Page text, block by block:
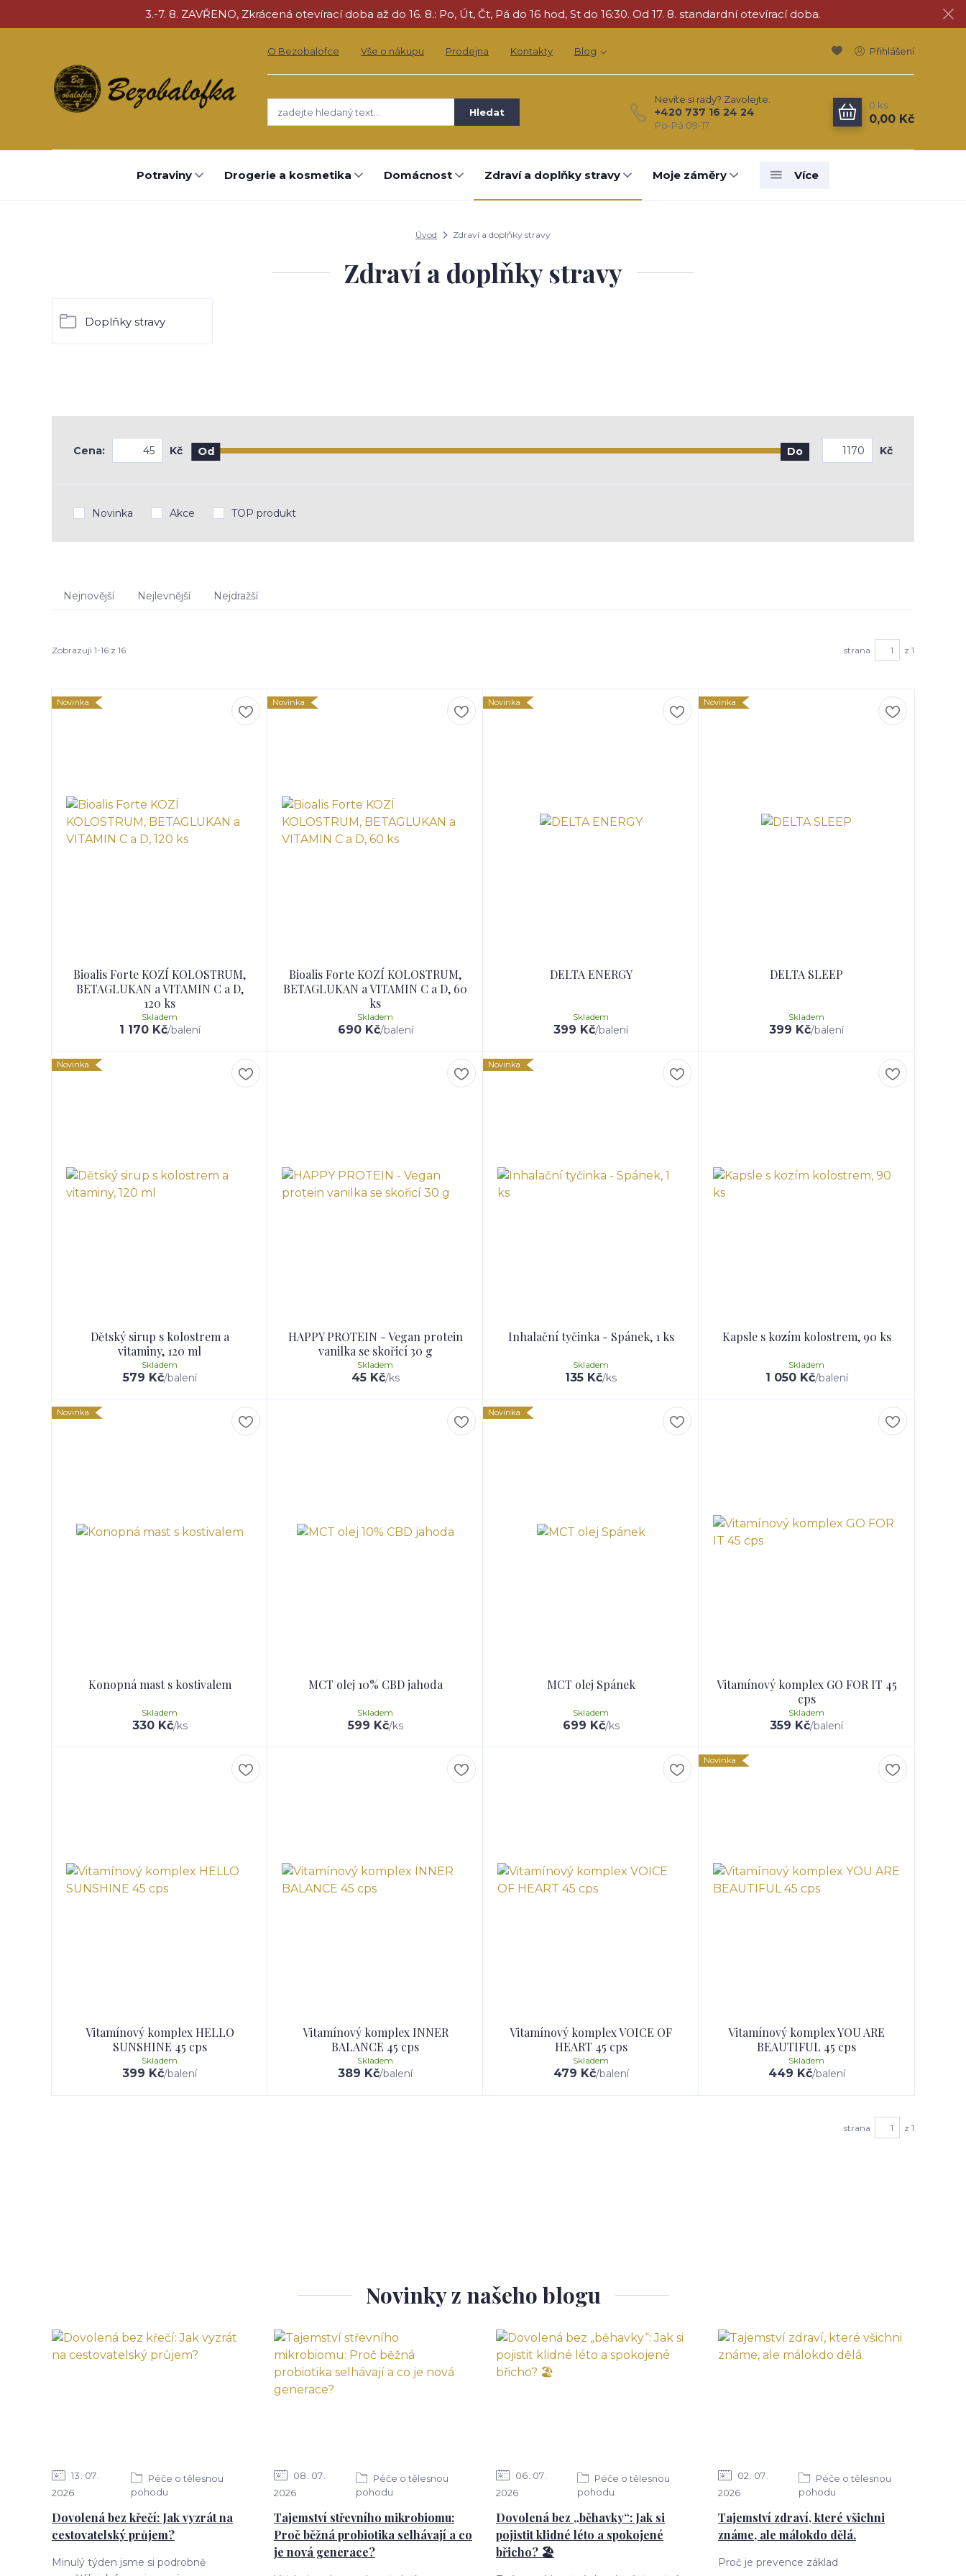
3.-7. 8. ZAVŘENO, Zkrácená otevírací doba až do 16. 8.: Po, Út, Čt, Pá do 16 hod, St do 16:30. Od 17. 8. standardní otevírací doba.
O Bezobalofce Vše o nákupu Prodejna Kontakty Blog Přihlášení
Hledat
Nevíte si rady? Zavolejte.
+420 737 16 24 24
Po-Pá 09-17
0 ks
0,00 Kč
Potraviny Drogerie a kosmetika Domácnost Zdraví a doplňky stravy Moje záměry Více
Úvod Zdraví a doplňky stravy
Zdraví a doplňky stravy
Doplňky stravy
Cena: Kč Od Do Kč
Novinka Akce TOP produkt
Nejnovější Nejlevnější Nejdražší
Zobrazuji 1-16 z 16 strana z 1
Novinka
Bioalis Forte KOZÍ KOLOSTRUM,
BETAGLUKAN a VITAMIN C a D,
120 ks
1 170 Kč/balení
Skladem
Novinka
Bioalis Forte KOZÍ KOLOSTRUM,
BETAGLUKAN a VITAMIN C a D, 60
ks
690 Kč/balení
Skladem
Novinka
DELTA ENERGY
399 Kč/balení
Skladem
Novinka
DELTA SLEEP
399 Kč/balení
Skladem
Novinka
Dětský sirup s kolostrem a
vitaminy, 120 ml
579 Kč/balení
Skladem
HAPPY PROTEIN - Vegan protein
vanilka se skořicí 30 g
45 Kč/ks
Skladem
Novinka
Inhalační tyčinka - Spánek, 1 ks
135 Kč/ks
Skladem
Kapsle s kozím kolostrem, 90 ks
1 050 Kč/balení
Skladem
Novinka
Konopná mast s kostivalem
330 Kč/ks
Skladem
MCT olej 10% CBD jahoda
599 Kč/ks
Skladem
Novinka
MCT olej Spánek
699 Kč/ks
Skladem
Vitamínový komplex GO FOR IT 45
cps
359 Kč/balení
Skladem
Vitamínový komplex HELLO
SUNSHINE 45 cps
399 Kč/balení
Skladem
Vitamínový komplex INNER
BALANCE 45 cps
389 Kč/balení
Skladem
Vitamínový komplex VOICE OF
HEART 45 cps
479 Kč/balení
Skladem
Novinka
Vitamínový komplex YOU ARE
BEAUTIFUL 45 cps
449 Kč/balení
Skladem
strana z 1
Novinky z našeho blogu
13 07
2026
Péče o tělesnou
pohodu
Dovolená bez křečí: Jak vyzrát na
cestovatelský průjem?
Minulý týden jsme si podrobně
08 07
2026
Péče o tělesnou
pohodu
Tajemství střevního mikrobiomu:
Proč běžná probiotika selhávají a co
je nová generace?
06 07
2026
Péče o tělesnou
pohodu
Dovolená bez „běhavky“: Jak si
pojistit klidné léto a spokojené
břicho? 🏖️
02 07
2026
Péče o tělesnou
pohodu
Tajemství zdraví, které všichni
známe, ale málokdo dělá.
Proč je prevence základ